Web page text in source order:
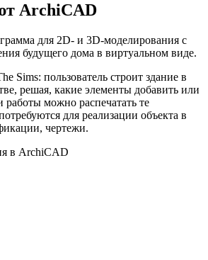
ArchiCAD
для 2D- и 3D-моделирования с
будущего дома в виртуальном виде.
Sims: пользователь строит здание в
решая, какие элементы добавить или
работы можно распечатать те
для реализации объекта в
чертежи.